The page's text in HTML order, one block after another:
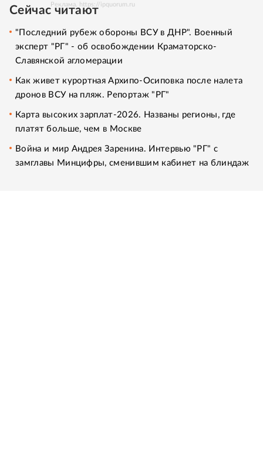
Реклама. https://ipquorum.ru
Сейчас читают
"Последний рубеж обороны ВСУ в ДНР". Военный
эксперт "РГ" - об освобождении Краматорско-
Славянской агломерации
Как живет курортная Архипо-Осиповка после налета
дронов ВСУ на пляж. Репортаж "РГ"
Карта высоких зарплат-2026. Названы регионы, где
платят больше, чем в Москве
Война и мир Андрея Заренина. Интервью "РГ" с
замглавы Минцифры, сменившим кабинет на блиндаж